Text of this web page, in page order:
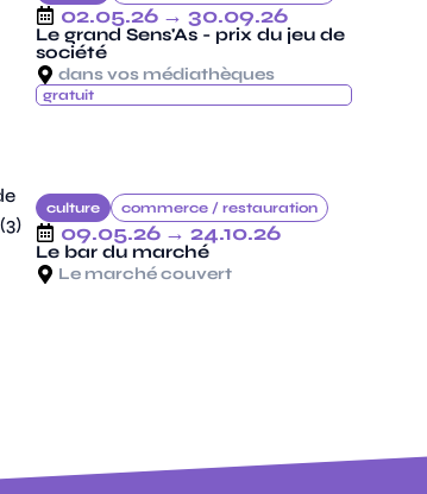
02.05.26 → 30.09.26
Le grand Sens'As - prix du jeu de
société
dans vos médiathèques
gratuit
culture commerce /restauration
09.05.26 → 24.10.26
Le bar du marché
Le marché couvert